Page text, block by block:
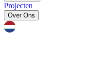
Projecten
Over Ons